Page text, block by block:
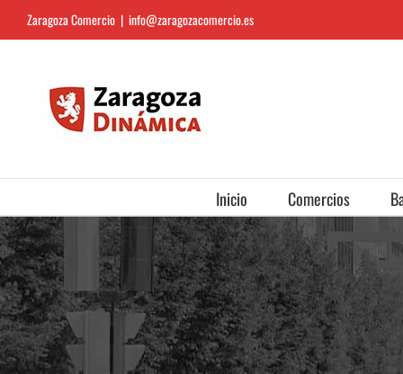
Saltar
al
Zaragoza Comercio | info@zaragozacomercio.es
Inicio Comercios